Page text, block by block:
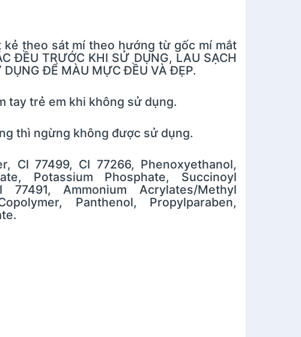
theo sát mí theo hướng từ gốc mí mắt
TRƯỚC KHI SỬ DỤNG, LAU SẠCH
ĐỂ MÀU MỰC ĐỀU VÀ ĐẸP.
tay trẻ em khi không sử dụng.
thì ngừng không được sử dụng.
CI 77499, CI 77266, Phenoxyethanol,
Potassium Phosphate, Succinoyl
Ammonium Acrylates/Methyl
Panthenol, Propylparaben,